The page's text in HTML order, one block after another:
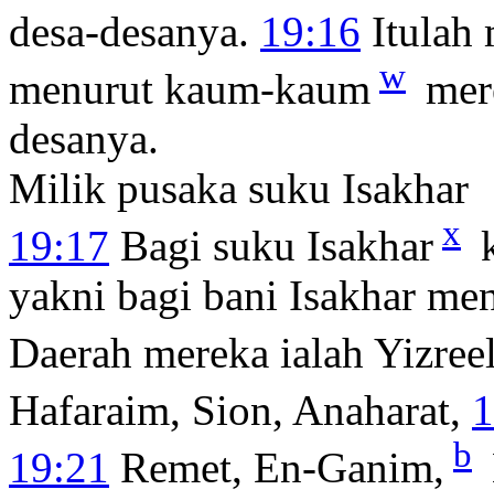
desa-desanya. 19:16 Itulah
menurut kaum-kaum w
desanya.
Milik pusaka suku Isakhar
19:17 Bagi suku Isakhar x
yakni bagi bani Isakhar
Daerah mereka ialah
Hafaraim, Sion, Anaharat,
19:21 Remet, En-Ganim, b